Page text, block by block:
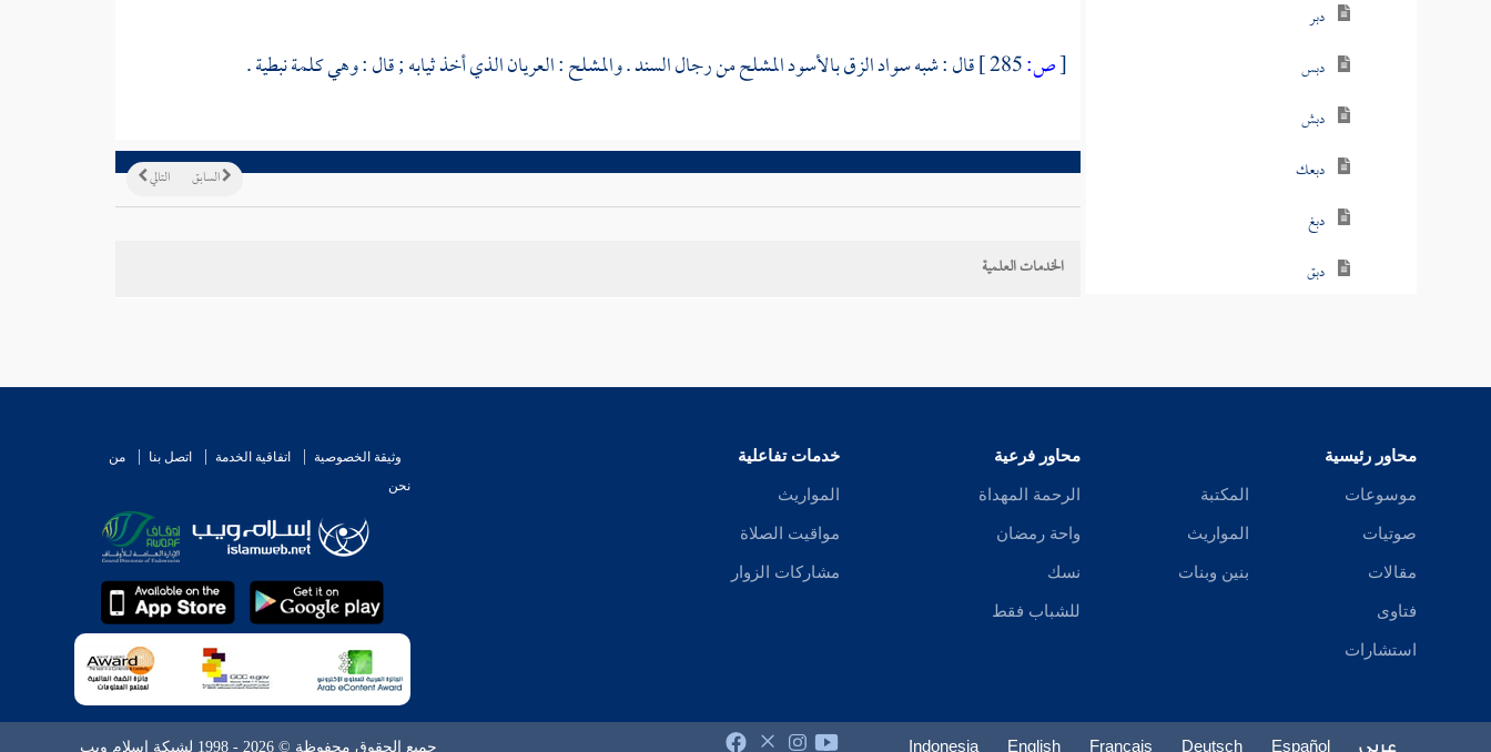
دبر
دبس
دبش
دبعك
دبغ
دبق
دثر
[ص: قال : شبه سواد الزق بالأسود المشلح من رجال السند . والمشلح : العريان الذي أخذ ثيابه ; قال : وهي كلمة نبطية .
التالي السابق
الخدمات العلمية
محاور رئيسية
موسوعات
صوتيات
مقالات
فتاوى
استشارات
المكتبة
المواريث
بنين وبنات
محاور فرعية
الرحمة المهداة
واحة رمضان
نسك
للشباب فقط
خدمات تفاعلية
المواريث
مواقيت الصلاة
مشاركات الزوار
وثيقة الخصوصية اتفاقية الخدمة اتصل بنا
من
نحن
عربي Español
Deutsch
Français
English
Indonesia جميع الحقوق محفوظة © 2026 - 1998 لشبكة إسلام ويب